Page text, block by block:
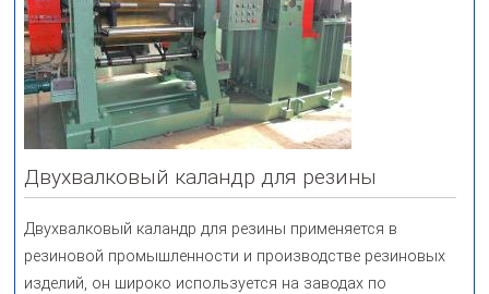
Двухвалковый каландр для резины
Двухвалковый каландр для резины применяется в
резиновой промышленности и производстве резиновых
изделий, он широко используется на заводах по